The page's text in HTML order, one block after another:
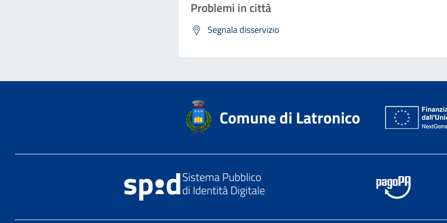
Problemi in città
Segnala disservizio
Comune di Latronico